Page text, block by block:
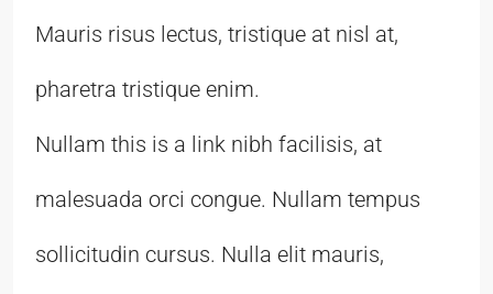
Mauris risus lectus, tristique at nisl at,
pharetra tristique enim.
Nullam this is a link nibh facilisis, at
malesuada orci congue. Nullam tempus
sollicitudin cursus. Nulla elit mauris,